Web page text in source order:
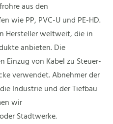
aus den
wie PP, PVC-U und PE-HD.
Hersteller weltweit, die in
anbieten. Die
Einzug von Kabel zu Steuer-
verwendet. Abnehmer der
Industrie und der Tiefbau
wir
Stadtwerke.